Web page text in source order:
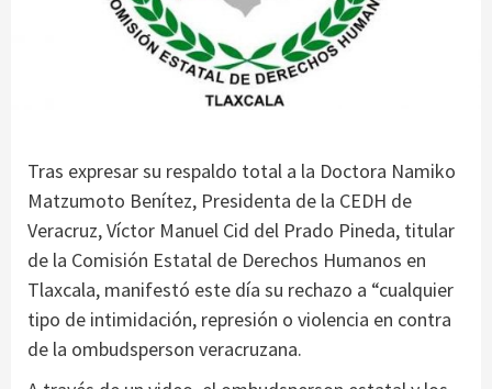
Tras expresar su respaldo total a la Doctora Namiko
Matzumoto Benítez, Presidenta de la CEDH de
Veracruz, Víctor Manuel Cid del Prado Pineda, titular
de la Comisión Estatal de Derechos Humanos en
Tlaxcala, manifestó este día su rechazo a “cualquier
tipo de intimidación, represión o violencia en contra
de la ombudsperson veracruzana.